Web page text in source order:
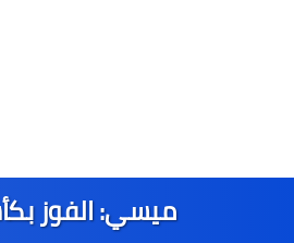
ميسي: الفوز